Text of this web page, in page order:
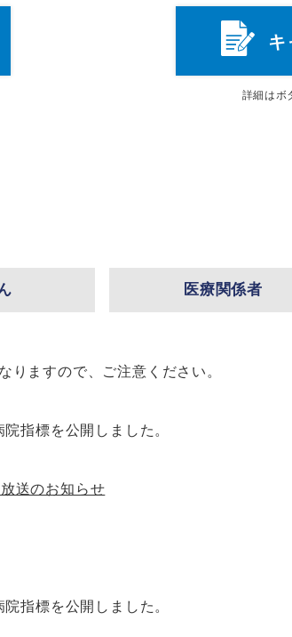
キ
詳細はボ
医療関係者
りますので、ご注意ください。
指標を公開しました。
送のお知らせ
指標を公開しました。